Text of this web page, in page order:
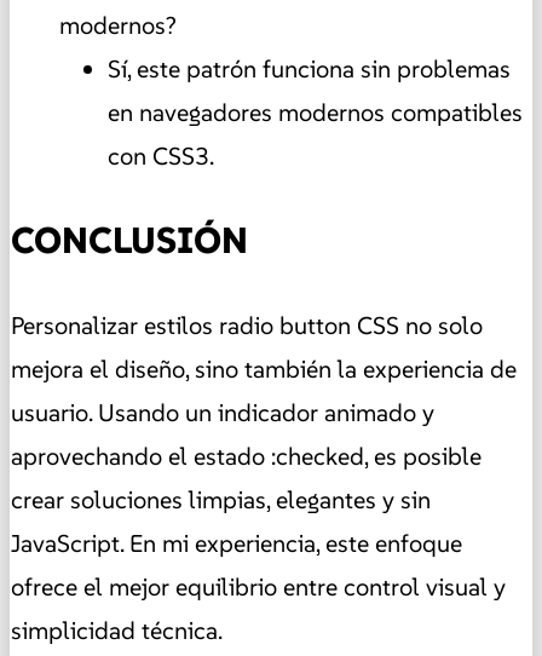
modernos?
Sí, este patrón funciona sin problemas
en navegadores modernos compatibles
con CSS3.
CONCLUSIÓN
Personalizar estilos radio button CSS no solo
mejora el diseño, sino también la experiencia de
usuario. Usando un indicador animado y
aprovechando el estado :checked, es posible
crear soluciones limpias, elegantes y sin
JavaScript. En mi experiencia, este enfoque
ofrece el mejor equilibrio entre control visual y
simplicidad técnica.